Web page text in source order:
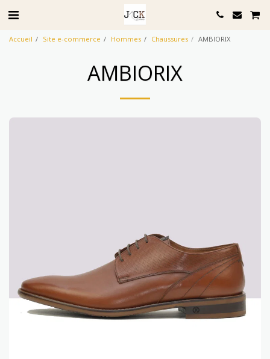
Accueil Site e-commerce Hommes Chaussures AMBIORIX
AMBIORIX